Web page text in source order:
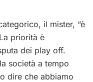
il mister, “è
priorità è
dei play off.
società a tempo
dire che abbiamo